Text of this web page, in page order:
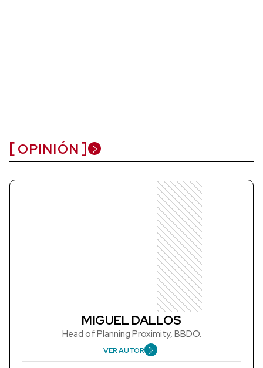
OPINIÓN
MIGUEL DALLOS
Head of Planning Proximity, BBDO.
VER AUTOR